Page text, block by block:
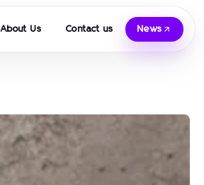
About Us Contact us News